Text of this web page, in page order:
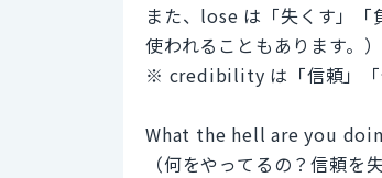
また、lose は「失くす」「
使われることもあります。）
※ credibility は「信頼」「
What the hell are you
（何をやってるの？信頼を